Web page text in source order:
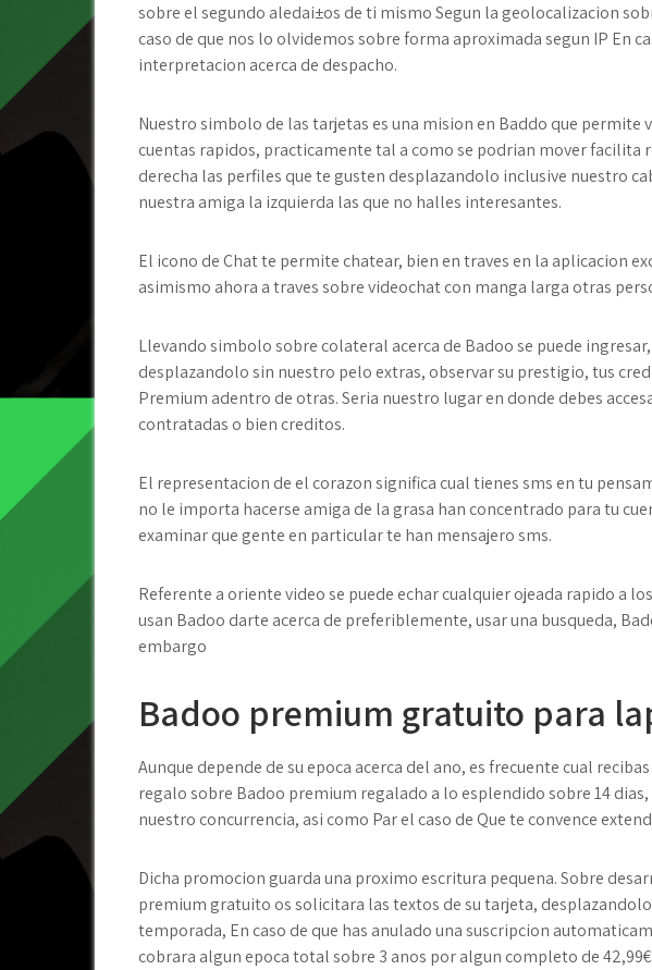
sobre el segundo aledai±os de ti mismo Segun la geolocalizacion
caso de que nos lo olvidemos sobre forma aproximada segun IP En
interpretacion acerca de despacho.
Nuestro simbolo de las tarjetas es una mision en Baddo que permite
cuentas rapidos, practicamente tal a como se podri­an mover facilita
derecha las perfiles que te gusten desplazandolo inclusive nuestro
nuestra amiga la izquierda las que no halles interesantes.
El icono de Chat te permite chatear, bien en traves en la aplicacion
asimismo ahora a traves sobre videochat con manga larga otras
Llevando simbolo sobre colateral acerca de Badoo se puede
desplazandolo sin nuestro pelo extras, observar su prestigio, tus
Premium adentro de otras. Seri­a nuestro lugar en donde debes
contratadas o bien creditos.
El representacion de el corazon significa cual tienes sms en tu
no le importa hacerse amiga de la grasa han concentrado para tu
examinar que gente en particular te han mensajero sms.
Referente a oriente video se puede echar cualquier ojeada rapido a
usan Badoo darte acerca de preferiblemente, usar una busqueda,
embargo
Badoo premium gratuito para
Aunque depende de su epoca acerca del ano, es frecuente cual
regalo sobre Badoo premium regalado a lo esplendido sobre 14
nuestro concurrencia, asi­ como Par el caso de Que te convence
Dicha promocion guarda una proximo escritura pequena. Sobre
premium gratuito os solicitara las textos de su tarjeta,
temporada, En caso de que has anulado una suscripcion
cobrara algun epoca total sobre 3 anos por algun completo de